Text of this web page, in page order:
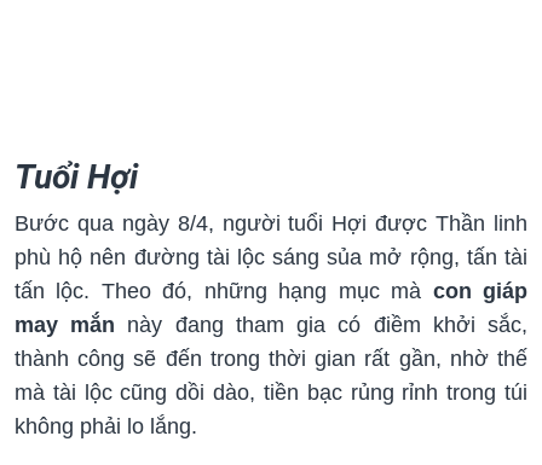
Tuổi Hợi
Bước qua ngày 8/4, người tuổi Hợi được Thần linh
phù hộ nên đường tài lộc sáng sủa mở rộng, tấn tài
tấn lộc. Theo đó, những hạng mục mà con giáp
may mắn này đang tham gia có điềm khởi sắc,
thành công sẽ đến trong thời gian rất gần, nhờ thế
mà tài lộc cũng dồi dào, tiền bạc rủng rỉnh trong túi
không phải lo lắng.